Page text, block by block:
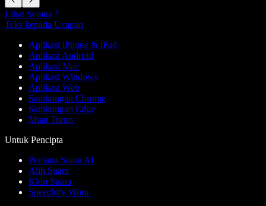
Lihat Semua
Teks kepada Ucapan
Aplikasi iPhone & iPad
Aplikasi Android
Aplikasi Mac
Aplikasi Windows
Aplikasi Web
Sambungan Chrome
Sambungan Edge
Muat Turun
Untuk Pencipta
Penjana Suara AI
Alih Suara
Klon Suara
Speechify Work